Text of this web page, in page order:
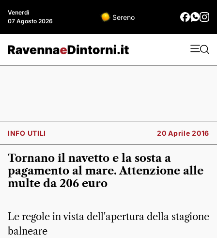
Venerdì
07 Agosto 2026
Sereno
INFO UTILI 20 Aprile 2016
Tornano il navetto e la sosta a
pagamento al mare. Attenzione alle
multe da 206 euro
Le regole in vista dell'apertura della stagione
balneare